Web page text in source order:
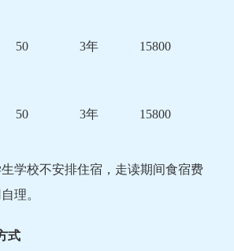
50 3年 15800
50 3年 15800
学校不安排住宿，走读期间食宿费
理。
式